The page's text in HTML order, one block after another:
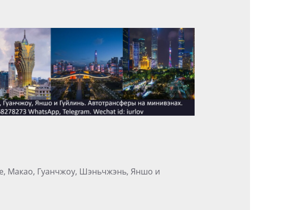
Макао, Гуанчжоу, Шэньчжэнь, Яншо и